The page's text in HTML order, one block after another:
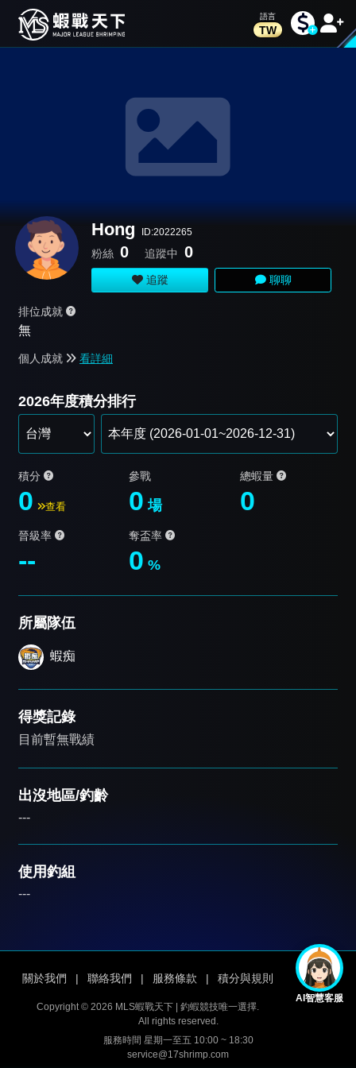
TW
Hong ID:2022265
粉絲 0 追蹤中 0
追蹤 聊聊
排位成就
無
個人成就 看詳細
2026年度積分排行
積分
0 查看
參戰
0場
總蝦量
0
晉級率
--
奪盃率
0 %
所屬隊伍
蝦痴
得獎記錄
目前暫無戰績
出沒地區/釣齡
---
使用釣組
---
AI智慧客服
關於我們 | 聯絡我們 | 服務條款 | 積分與規則
Copyright © 2026 MLS蝦戰天下 | 釣蝦競技唯一選擇.
All rights reserved.
服務時間 星期一至五 10:00 ~ 18:30
service@17shrimp.com